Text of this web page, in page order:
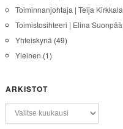
Toiminnanjohtaja | Teija Kirkkala
Toimistosihteeri | Elina Suonpää
Yhteiskynä (49)
Yleinen (1)
ARKISTOT